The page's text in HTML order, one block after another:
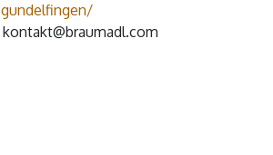
gundelfingen/
kontakt@braumadl.com